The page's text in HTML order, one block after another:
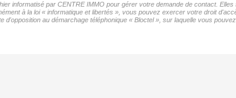
informatisé par CENTRE IMMO pour gérer votre demande de contact.
à la loi « informatique et libertés », vous pouvez exercer votre droit
au démarchage téléphonique « Bloctel », sur laquelle vous